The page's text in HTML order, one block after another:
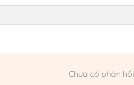
Chưa có phản hồi